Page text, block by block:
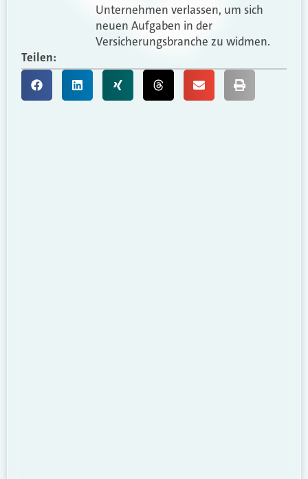
Unternehmen verlassen, um sich
neuen Aufgaben in der
Versicherungsbranche zu widmen.
Teilen: